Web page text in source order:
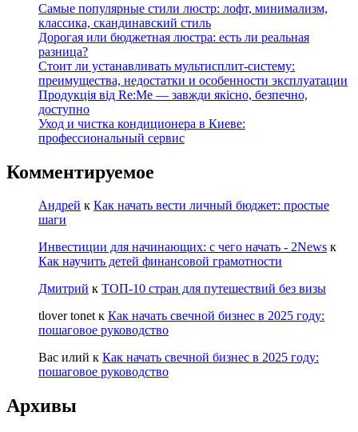
Самые популярные стили люстр: лофт, минимализм,
классика, скандинавский стиль
Дорогая или бюджетная люстра: есть ли реальная
разница?
Стоит ли устанавливать мультисплит-систему:
преимущества, недостатки и особенности эксплуатации
Продукція від Re:Me — завжди якісно, безпечно,
доступно
Уход и чистка кондиционера в Киеве:
профессиональный сервис
Комментируемое
Андрей к Как начать вести личный бюджет: простые
шаги
Инвестиции для начинающих: с чего начать - 2News к
Как научить детей финансовой грамотности
Дмитрий к ТОП-10 стран для путешествий без визы
tlover tonetк Как начать свечной бизнес в 2025 году:
пошаговое руководство
Вас илий к Как начать свечной бизнес в 2025 году:
пошаговое руководство
Архивы